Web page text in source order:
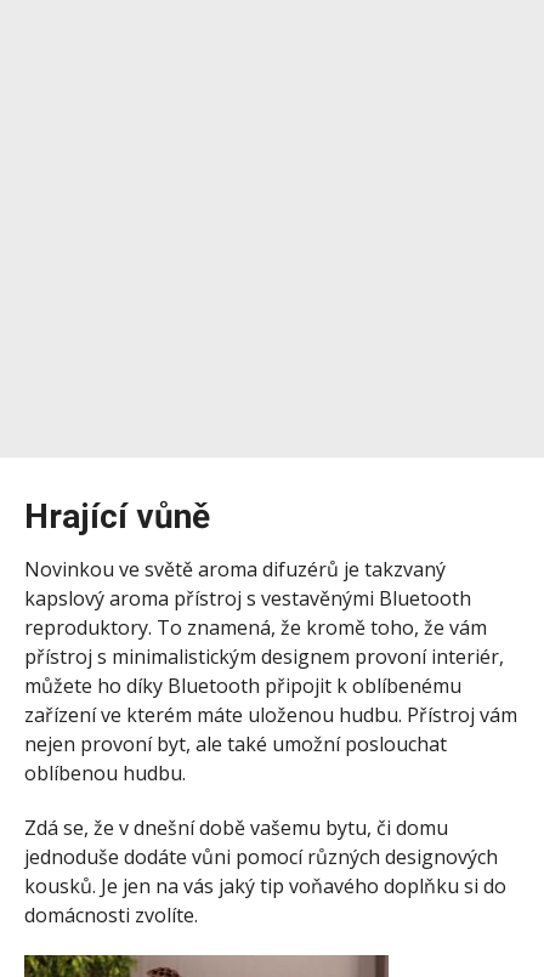
Hrající vůně
Novinkou ve světě aroma difuzérů je takzvaný
kapslový aroma přístroj s vestavěnými Bluetooth
reproduktory. To znamená, že kromě toho, že vám
přístroj s minimalistickým designem provoní interiér,
můžete ho díky Bluetooth připojit k oblíbenému
zařízení ve kterém máte uloženou hudbu. Přístroj vám
nejen provoní byt, ale také umožní poslouchat
oblíbenou hudbu.
Zdá se, že v dnešní době vašemu bytu, či domu
jednoduše dodáte vůni pomocí různých designových
kousků. Je jen na vás jaký tip voňavého doplňku si do
domácnosti zvolíte.